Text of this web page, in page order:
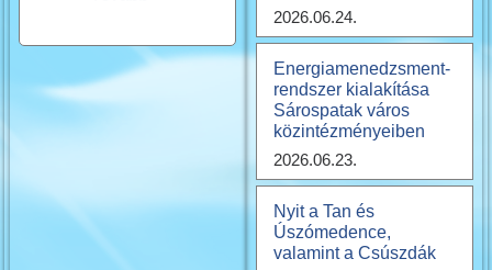
2026.06.24.
Energiamenedzsment-
rendszer kialakítása
Sárospatak város
közintézményeiben
2026.06.23.
Nyit a Tan és
Úszómedence,
valamint a Csúszdák